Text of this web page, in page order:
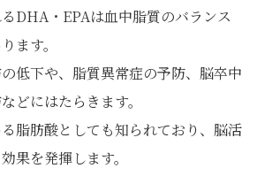
DHA・EPAは血中脂質のバランス
ます。
低下や、脂質異常症の予防、脳卒中
どにはたらきます。
脂肪酸としても知られており、脳活
果を発揮します。